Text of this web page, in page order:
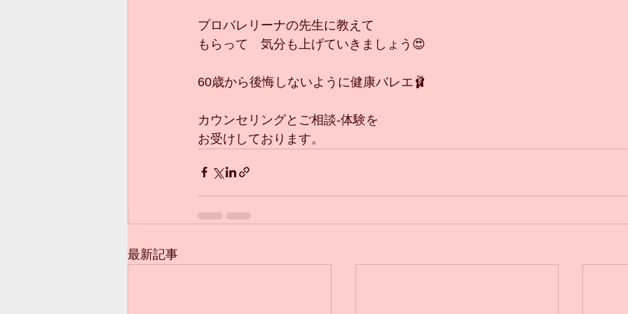
プロバレリーナの先生に教えて
もらって　気分も上げていきましょう😍
60歳から後悔しないように健康バレエ🩰
カウンセリングとご相談-体験を
お受けしております。
最新記事